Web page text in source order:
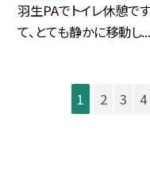
羽生PAでトイレ休憩で
て、とても静かに移動し...
1 2 3 4